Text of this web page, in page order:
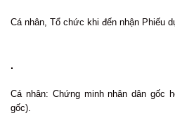
Cá nhân, Tổ chức khi đến nhận Phiếu
.
Cá nhân: Chứng minh nhân dân gốc
gốc).